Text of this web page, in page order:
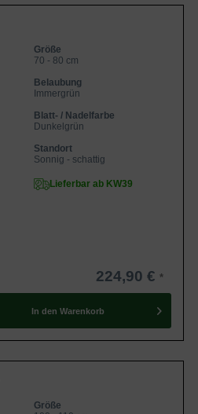
Größe
70 - 80 cm
Belaubung
Immergrün
Blatt- / Nadelfarbe
Dunkelgrün
Standort
Sonnig - schattig
Lieferbar ab KW39
224,90 €
In den Warenkorb
Größe